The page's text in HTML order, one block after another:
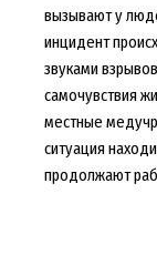
вызывают у
инцидент
звуками
самочувствия
местные
ситуация
продолжают